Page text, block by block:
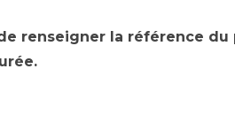
renseigner la référence du